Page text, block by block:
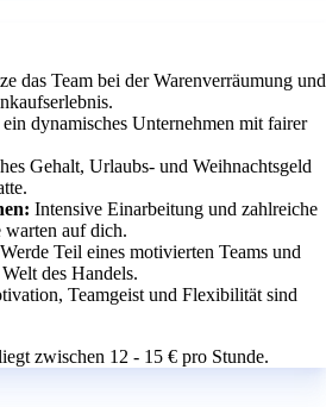
das Team bei der Warenverräumung und
dynamisches Unternehmen mit fairer
Gehalt, Urlaubs- und Weihnachtsgeld
Intensive Einarbeitung und zahlreiche
warten auf dich.
Werde Teil eines motivierten Teams und
des Handels.
Teamgeist und Flexibilität sind
zwischen 12 - 15 € pro Stunde.